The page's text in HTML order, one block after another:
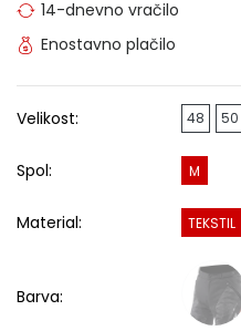
14-dnevno vračilo
Enostavno plačilo
Velikost: 48 50
Spol: M
Material: TEKSTIL
Barva: